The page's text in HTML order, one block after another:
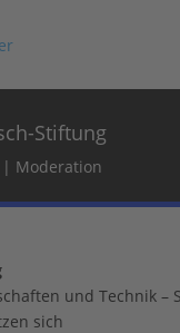
Stiftung
| Moderation
und Technik –
sich